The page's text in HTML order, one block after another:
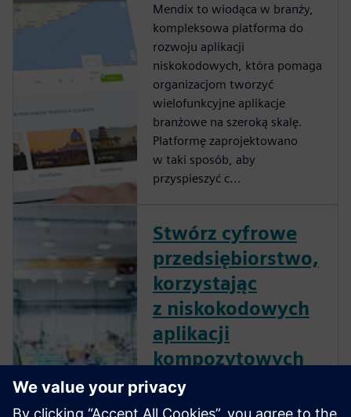
Mendix to wiodąca w branży,
kompleksowa platforma do
rozwoju aplikacji
niskokodowych, która pomaga
organizacjom tworzyć
wielofunkcyjne aplikacje
branżowe na szeroką skalę.
Platformę zaprojektowano
w taki sposób, aby
przyspieszyć c...
Stwórz cyfrowe
przedsiębiorstwo,
korzystając
z niskokodowych
aplikacji
kompozytowych
Aplikacje niskokodowe mogą
zapewnić spersonalizowane